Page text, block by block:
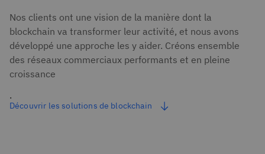
Nos clients ont une vision de la manière dont la
blockchain va transformer leur activité, et nous avons
développé une approche les y aider. Créons ensemble
des réseaux commerciaux performants et en pleine
croissance
.
Découvrir les solutions de blockchain